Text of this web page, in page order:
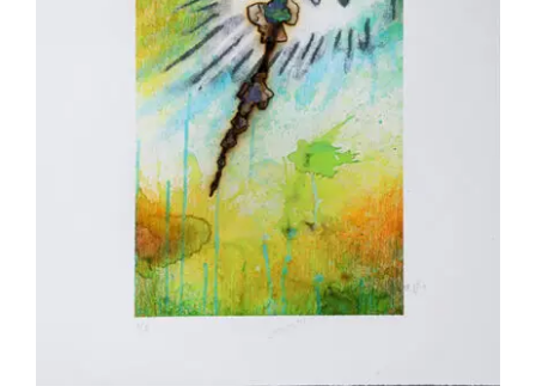
Akira Inumaru – Main du Saint-Esprit
1/8